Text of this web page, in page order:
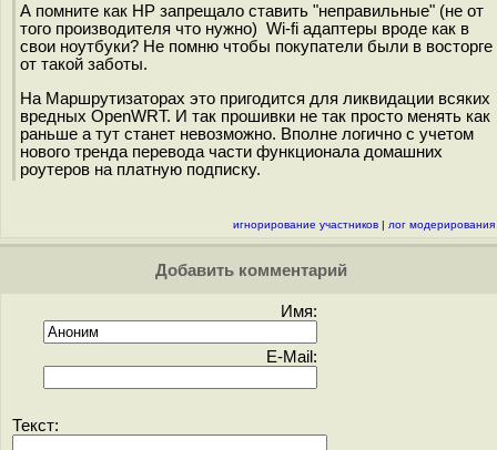
А помните как HP запрещало ставить "неправильные" (не от
того производителя что нужно) Wi-fi адаптеры вроде как в
свои ноутбуки? Не помню чтобы покупатели были в восторге
от такой заботы.
На Маршрутизаторах это пригодится для ликвидации всяких
вредных OpenWRT. И так прошивки не так просто менять как
раньше а тут станет невозможно. Вполне логично с учетом
нового тренда перевода части функционала домашних
роутеров на платную подписку.
игнорирование участников | лог модерирования
Добавить комментарий
Имя:
E-Mail:
Текст: